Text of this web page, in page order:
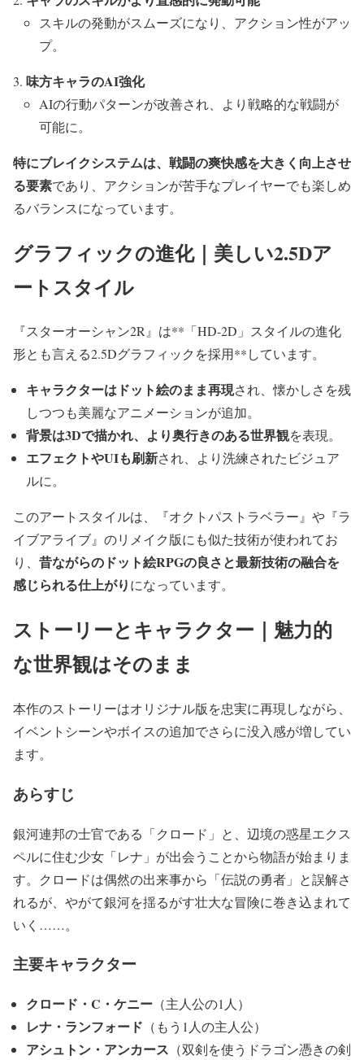
スキルの発動がスムーズになり、アクション性がアッ
プ。
味方キャラのAI強化
AIの行動パターンが改善され、より戦略的な戦闘が
可能に。
特にブレイクシステムは、戦闘の爽快感を大きく向上させ
る要素であり、アクションが苦手なプレイヤーでも楽しめ
るバランスになっています。
グラフィックの進化｜美しい2.5Dア
ートスタイル
『スターオーシャン2R』は**「HD-2D」スタイルの進化
形とも言える2.5Dグラフィックを採用**しています。
キャラクターはドット絵のまま再現され、懐かしさを残
しつつも美麗なアニメーションが追加。
背景は3Dで描かれ、より奥行きのある世界観を表現。
エフェクトやUIも刷新され、より洗練されたビジュア
ルに。
このアートスタイルは、『オクトパストラベラー』や『ラ
イブアライブ』のリメイク版にも似た技術が使われてお
り、 昔ながらのドット絵RPGの良さと最新技術の融合を
感じられる仕上がりになっています。
ストーリーとキャラクター｜魅力的
な世界観はそのまま
本作のストーリーはオリジナル版を忠実に再現しながら、
イベントシーンやボイスの追加でさらに没入感が増してい
ます。
あらすじ
銀河連邦の士官である「クロード」と、辺境の惑星エクス
ペルに住む少女「レナ」が出会うことから物語が始まりま
す。クロードは偶然の出来事から「伝説の勇者」と誤解さ
れるが、やがて銀河を揺るがす壮大な冒険に巻き込まれて
いく……。
主要キャラクター
クロード・C・ケニー （主人公の1人）
レナ・ランフォード （もう1人の主人公）
アシュトン・アンカース （双剣を使うドラゴン憑きの剣